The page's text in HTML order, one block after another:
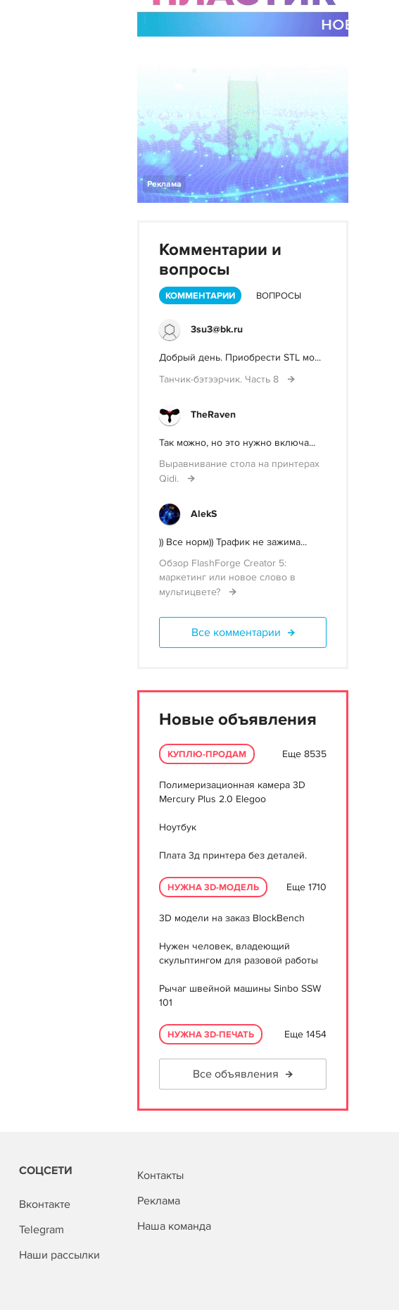
Реклама
Комментарии и
вопросы
КОММЕНТАРИИ ВОПРОСЫ
3su3@bk.ru
Добрый день. Приобрести STL мо...
Танчик-бэтээрчик. Часть 8
TheRaven
Так можно, но это нужно включа...
Выравнивание стола на принтерах
Qidi.
AlekS
)) Все норм)) Трафик не зажима...
Обзор FlashForge Creator 5:
маркетинг или новое слово в
мультицвете?
Все комментарии
Новые объявления
КУПЛЮ-ПРОДАМ Еще 8535
Полимеризационная камера 3D
Mercury Plus 2.0 Elegoo
Ноутбук
Плата 3д принтера без деталей.
НУЖНА 3D-МОДЕЛЬ Еще 1710
3D модели на заказ BlockBench
Нужен человек, владеющий
скульптингом для разовой работы
Рычаг швейной машины Sinbo SSW
101
НУЖНА 3D-ПЕЧАТЬ Еще 1454
Все объявления
СОЦСЕТИ
Вконтакте
Telegram
Наши рассылки
Контакты
Реклама
Наша команда